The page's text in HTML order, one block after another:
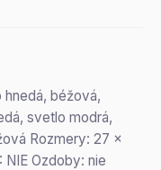
hnedá, béžová,
svetlo modrá,
Rozmery: 27 x
Ozdoby: nie